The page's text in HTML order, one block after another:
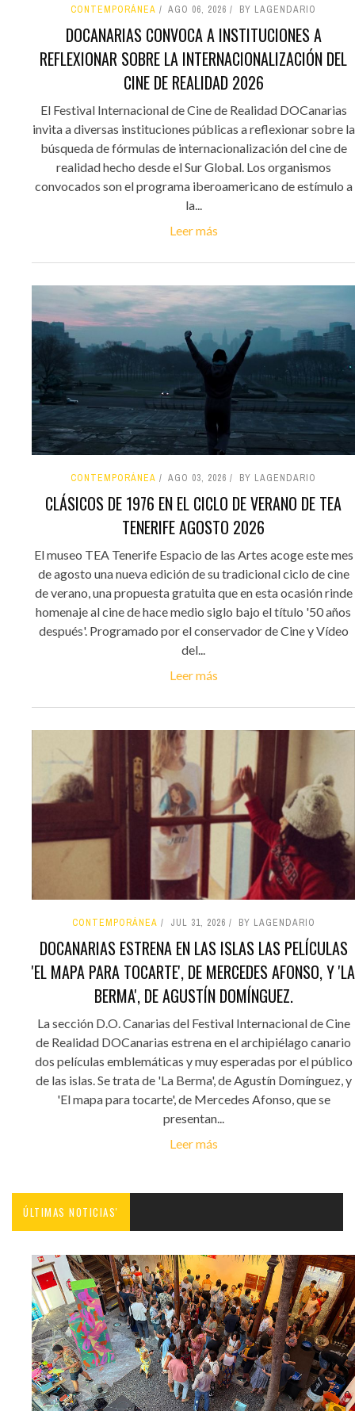
CONTEMPORÁNEA AGO 06, 2026 BY LAGENDARIO
DOCANARIAS CONVOCA A INSTITUCIONES A
REFLEXIONAR SOBRE LA INTERNACIONALIZACIÓN DEL
CINE DE REALIDAD 2026
El Festival Internacional de Cine de Realidad DOCanarias
invita a diversas instituciones públicas a reflexionar sobre la
búsqueda de fórmulas de internacionalización del cine de
realidad hecho desde el Sur Global. Los organismos
convocados son el programa iberoamericano de estímulo a
la...
Leer más
CONTEMPORÁNEA AGO 03, 2026 BY LAGENDARIO
CLÁSICOS DE 1976 EN EL CICLO DE VERANO DE TEA
TENERIFE AGOSTO 2026
El museo TEA Tenerife Espacio de las Artes acoge este mes
de agosto una nueva edición de su tradicional ciclo de cine
de verano, una propuesta gratuita que en esta ocasión rinde
homenaje al cine de hace medio siglo bajo el título '50 años
después'. Programado por el conservador de Cine y Vídeo
del...
Leer más
CONTEMPORÁNEA JUL 31, 2026 BY LAGENDARIO
DOCANARIAS ESTRENA EN LAS ISLAS LAS PELÍCULAS
'EL MAPA PARA TOCARTE', DE MERCEDES AFONSO, Y 'LA
BERMA', DE AGUSTÍN DOMÍNGUEZ.
La sección D.O. Canarias del Festival Internacional de Cine
de Realidad DOCanarias estrena en el archipiélago canario
dos películas emblemáticas y muy esperadas por el público
de las islas. Se trata de 'La Berma', de Agustín Domínguez, y
'El mapa para tocarte', de Mercedes Afonso, que se
presentan...
Leer más
ÚLTIMAS NOTICIAS'